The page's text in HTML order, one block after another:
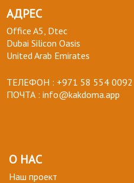
АДРЕС
Office A5, Dtec
Dubai Silicon Oasis
United Arab Emirates
ТЕЛЕФОН : +971 58 554 0092
ПОЧТА : info@kakdoma.app
О НАС
Наш проект